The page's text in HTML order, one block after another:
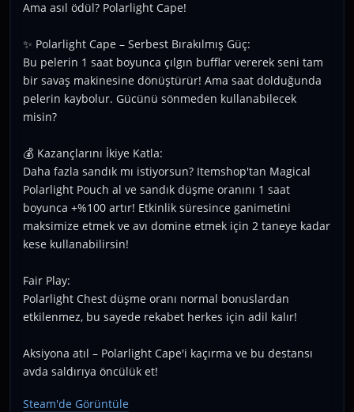
Ama asıl ödül? Polarlight Cape!
✨ Polarlight Cape – Serbest Bırakılmış Güç:
Bu pelerin 1 saat boyunca çılgın bufflar vererek seni tam
bir savaş makinesine dönüştürür! Ama saat dolduğunda
pelerin kaybolur. Gücünü sönmeden kullanabilecek
misin?
💰 Kazançlarını İkiye Katla:
Daha fazla sandık mı istiyorsun? Itemshop'tan Magical
Polarlight Pouch al ve sandık düşme oranını 1 saat
boyunca +%100 artır! Etkinlik süresince ganimetini
maksimize etmek ve avı domine etmek için 2 taneye kadar
kese kullanabilirsin!
Fair Play:
Polarlight Chest düşme oranı normal bonuslardan
etkilenmez, bu sayede rekabet herkes için adil kalır!
Aksiyona atıl – Polarlight Cape'i kaçırma ve bu destansı
avda saldırıya öncülük et!
Steam'de Görüntüle